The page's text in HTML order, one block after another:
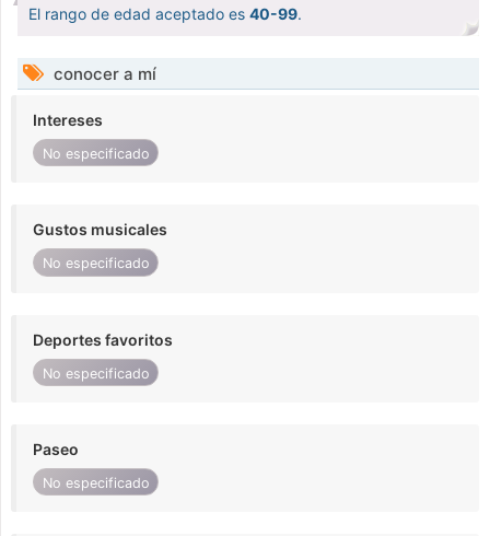
El rango de edad aceptado es 40-99.
conocer a mí
Intereses
No especificado
Gustos musicales
No especificado
Deportes favoritos
No especificado
Paseo
No especificado